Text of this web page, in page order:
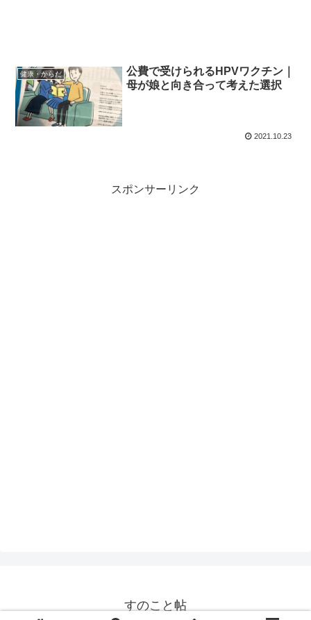
健康・からだ
公費で受けられるHPVワクチン｜
母が娘と向き合って考えた選択
2021.10.23
スポンサーリンク
すのこと帖